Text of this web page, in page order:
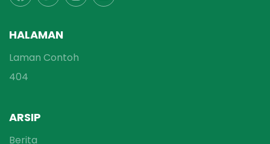
HALAMAN
Laman Contoh
404
ARSIP
Berita